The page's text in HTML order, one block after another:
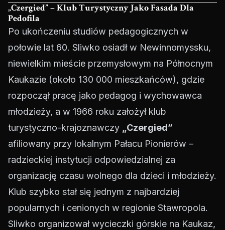
„Czergied” – Klub Turystyczny Jako Fasada Dla
Pedofila
Po ukończeniu studiów pedagogicznych w
połowie lat 60. Sliwko osiadł w Newinnomyssku,
niewielkim mieście przemysłowym na Północnym
Kaukazie (około 130 000 mieszkańców), gdzie
rozpoczął pracę jako pedagog i wychowawca
młodzieży, a w 1966 roku założył klub
turystyczno-krajoznawczy
„Czergied”
afiliowany przy lokalnym Pałacu Pionierów –
radzieckiej instytucji odpowiedzialnej za
organizację czasu wolnego dla dzieci i młodzieży.
Klub szybko stał się jednym z najbardziej
popularnych i cenionych w regionie Stawropola.
Sliwko organizował wycieczki górskie na Kaukaz,